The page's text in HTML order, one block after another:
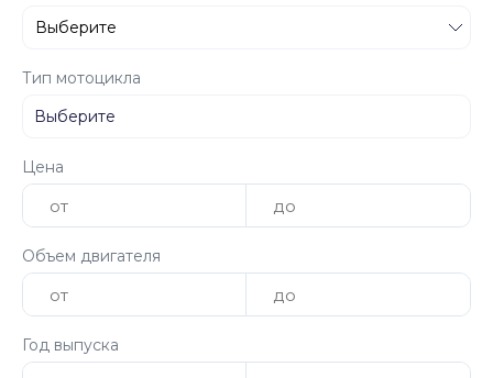
Тип мотоцикла
Цена
Объем двигателя
Год выпуска